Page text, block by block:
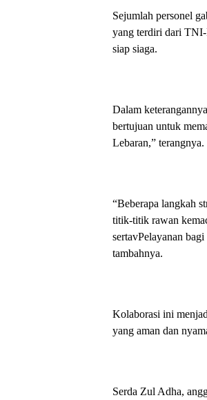
Sejumlah personel
yang terdiri dari TNI-
siap siaga.
Dalam
bertujuan untuk
Lebaran,” terangnya.
“Beberapa langkah
titik-titik rawan
sertavPelayanan
tambahnya.
Kolaborasi ini
yang aman dan
Serda Zul Adha,